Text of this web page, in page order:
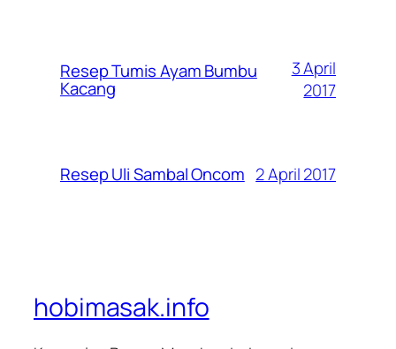
Resep Tumis Ayam Bumbu
Kacang
3 April
2017
Resep Uli Sambal Oncom 2 April 2017
hobimasak.info